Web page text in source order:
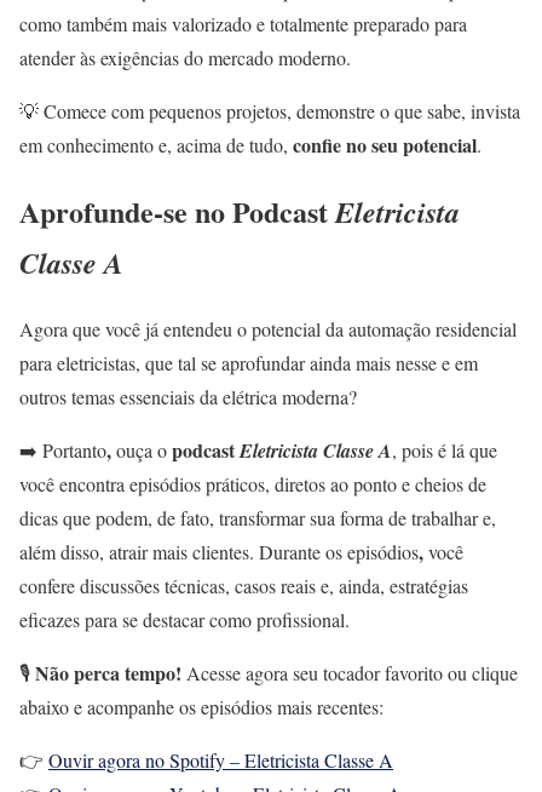
como também mais valorizado e totalmente preparado para
atender às exigências do mercado moderno.
💡 Comece com pequenos projetos, demonstre o que sabe, invista
em conhecimento e, acima de tudo, confie no seu potencial.
Aprofunde-se no PodcastEletricista
Classe A
Agora que você já entendeu o potencial da automação residencial
para eletricistas, que tal se aprofundar ainda mais nesse e em
outros temas essenciais da elétrica moderna?
➡️ Portanto,ouça opodcastEletricista Classe A, pois é lá que
você encontra episódios práticos, diretos ao ponto e cheios de
dicas que podem, de fato, transformar sua forma de trabalhar e,
além disso, atrair mais clientes. Durante os episódios,você
confere discussões técnicas, casos reais e, ainda, estratégias
eficazes para se destacar como profissional.
🎙️Não perca tempo! Acesse agora seu tocador favorito ou clique
abaixo e acompanhe os episódios mais recentes:
👉 Ouvir agora no Spotify – Eletricista Classe A